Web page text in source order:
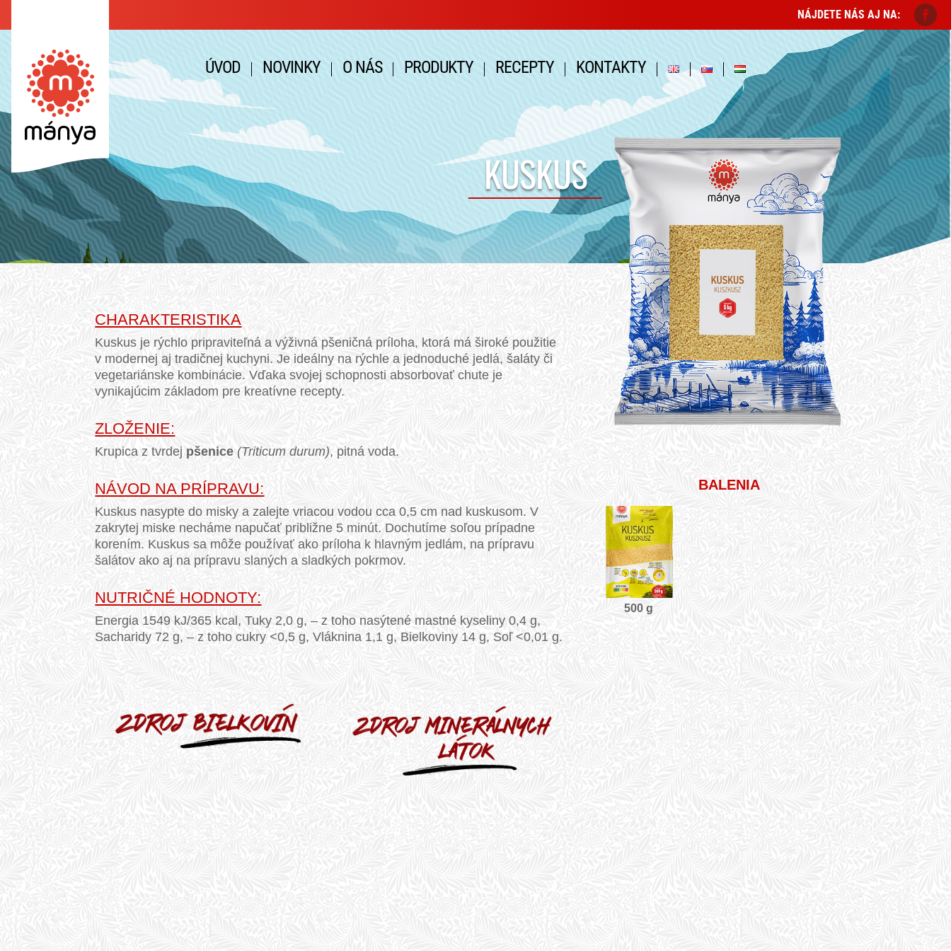
NÁJDETE NÁS AJ NA:
ÚVOD NOVINKY O NÁS PRODUKTY RECEPTY KONTAKTY
KUSKUS
CHARAKTERISTIKA
Kuskus je rýchlo pripraviteľná a výživná pšeničná príloha, ktorá má široké použitie
v modernej aj tradičnej kuchyni. Je ideálny na rýchle a jednoduché jedlá, šaláty či
vegetariánske kombinácie. Vďaka svojej schopnosti absorbovať chute je
vynikajúcim základom pre kreatívne recepty.
ZLOŽENIE:
Krupica z tvrdej pšenice (Triticum durum), pitná voda.
NÁVOD NA PRÍPRAVU:
Kuskus nasypte do misky a zalejte vriacou vodou cca 0,5 cm nad kuskusom. V
zakrytej miske necháme napučať približne 5 minút. Dochutíme soľou prípadne
korením. Kuskus sa môže používať ako príloha k hlavným jedlám, na prípravu
šalátov ako aj na prípravu slaných a sladkých pokrmov.
NUTRIČNÉ HODNOTY:
Energia 1549 kJ/365 kcal, Tuky 2,0 g, – z toho nasýtené mastné kyseliny 0,4 g,
Sacharidy 72 g, – z toho cukry <0,5 g, Vláknina 1,1 g, Bielkoviny 14 g, Soľ <0,01 g.
BALENIA
500 g